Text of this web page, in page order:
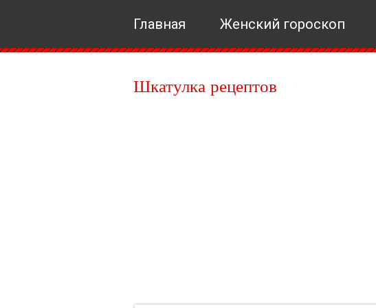
Главная Женский гороскоп
Шкатулка рецептов